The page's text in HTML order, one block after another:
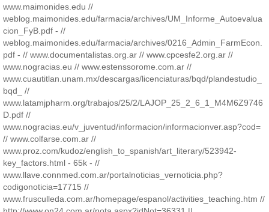
www.maimonides.edu //
weblog.maimonides.edu/farmacia/archives/UM_Informe_Autoevalua
cion_FyB.pdf - //
weblog.maimonides.edu/farmacia/archives/0216_Admin_FarmEcon.
pdf - // www.documentalistas.org.ar // www.cpcesfe2.org.ar //
www.nogracias.eu // www.estenssorome.com.ar //
www.cuautitlan.unam.mx/descargas/licenciaturas/bqd/plandestudio_
bqd_ //
www.latamjpharm.org/trabajos/25/2/LAJOP_25_2_6_1_M4M6Z9746
D.pdf //
www.nogracias.eu/v_juventud/informacion/informacionver.asp?cod=
// www.colfarse.com.ar //
www.proz.com/kudoz/english_to_spanish/art_literary/523942-
key_factors.html - 65k - //
www.llave.connmed.com.ar/portalnoticias_vernoticia.php?
codigonoticia=17715 //
www.frusculleda.com.ar/homepage/espanol/activities_teaching.htm //